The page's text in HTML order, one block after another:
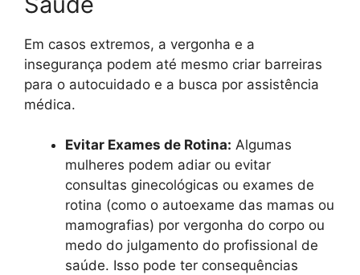
Em casos extremos, a vergonha e a
insegurança podem até mesmo criar barreiras
para o autocuidado e a busca por assistência
médica.
Evitar Exames de Rotina: Algumas
mulheres podem adiar ou evitar
consultas ginecológicas ou exames de
rotina (como o autoexame das mamas ou
mamografias) por vergonha do corpo ou
medo do julgamento do profissional de
saúde. Isso pode ter consequências